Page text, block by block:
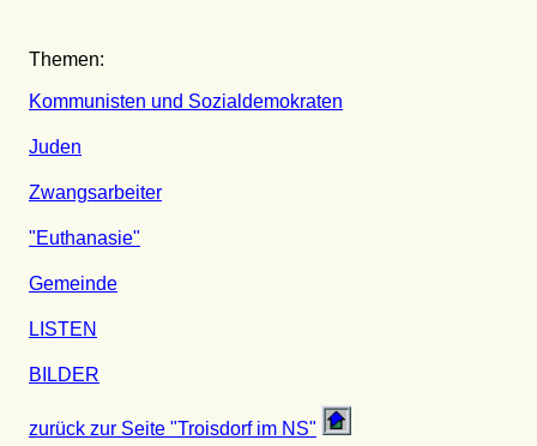
Themen:
Kommunisten und Sozialdemokraten
Juden
Zwangsarbeiter
"Euthanasie"
Gemeinde
LISTEN
BILDER
zurück zur Seite "Troisdorf im NS"